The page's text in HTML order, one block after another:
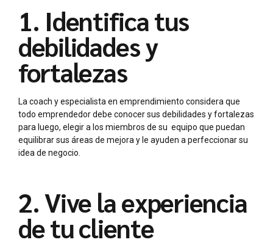
1. Identifica tus
debilidades y
fortalezas
La coach y especialista en emprendimiento considera que
todo emprendedor debe conocer sus debilidades y fortalezas
para luego, elegir a los miembros de su equipo que puedan
equilibrar sus áreas de mejora y le ayuden a perfeccionar su
idea de negocio.
2. Vive la experiencia
de tu cliente